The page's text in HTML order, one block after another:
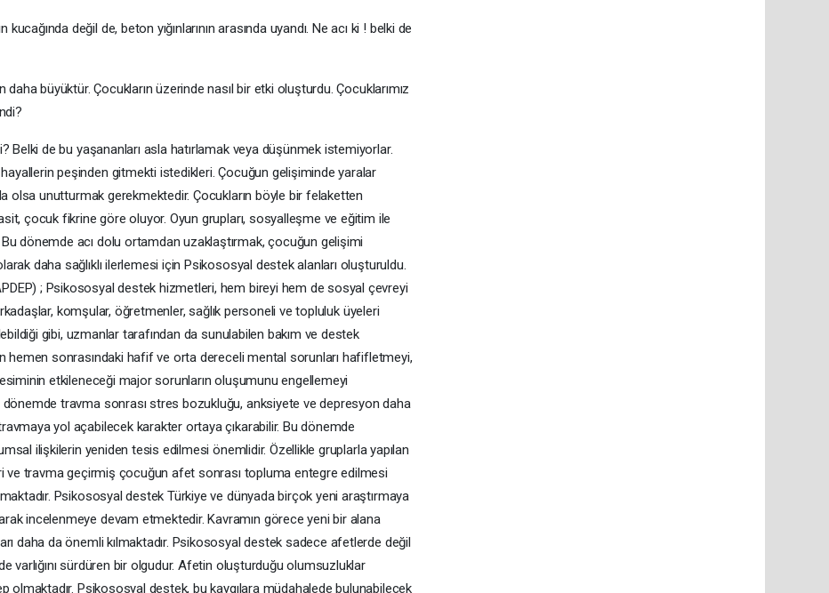
değil de, beton yığınlarının arasında uyandı. Ne acı ki ! belki de
büyüktür. Çocukların üzerinde nasıl bir etki oluşturdu. Çocuklarımız
Belki de bu yaşananları asla hatırlamak veya düşünmek istemiyorlar.
peşinden gitmekti istedikleri. Çocuğun gelişiminde yaralar
olsa unutturmak gerekmektedir. Çocukların böyle bir felaketten
çocuk fikrine göre oluyor. Oyun grupları, sosyalleşme ve eğitim ile
dönemde acı dolu ortamdan uzaklaştırmak, çocuğun gelişimi
daha sağlıklı ilerlemesi için Psikososyal destek alanları oluşturuldu.
; Psikososyal destek hizmetleri, hem bireyi hem de sosyal çevreyi
komşular, öğretmenler, sağlık personeli ve topluluk üyeleri
gibi, uzmanlar tarafından da sunulabilen bakım ve destek
sonrasındaki hafif ve orta dereceli mental sorunları hafifletmeyi,
etkileneceği major sorunların oluşumunu engellemeyi
dönemde travma sonrası stres bozukluğu, anksiyete ve depresyon daha
yol açabilecek karakter ortaya çıkarabilir. Bu dönemde
ilişkilerin yeniden tesis edilmesi önemlidir. Özellikle gruplarla yapılan
ve travma geçirmiş çocuğun afet sonrası topluma entegre edilmesi
Psikososyal destek Türkiye ve dünyada birçok yeni araştırmaya
incelenmeye devam etmektedir. Kavramın görece yeni bir alana
daha da önemli kılmaktadır. Psikososyal destek sadece afetlerde değil
varlığını sürdüren bir olgudur. Afetin oluşturduğu olumsuzluklar
olmaktadır. Psikososyal destek, bu kaygılara müdahalede bulunabilecek